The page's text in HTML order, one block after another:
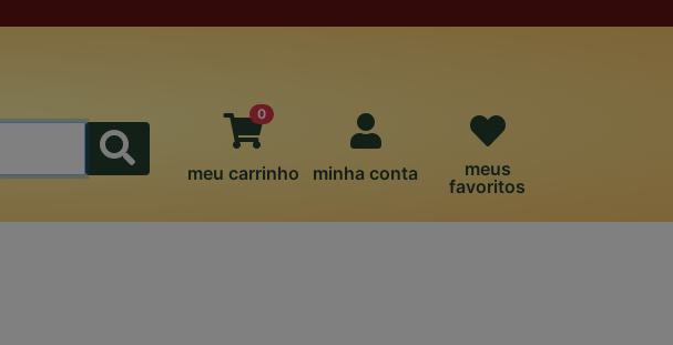
0
meu carrinho minha conta
meus
favoritos